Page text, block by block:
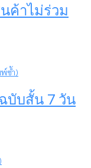
ค้าไม่ร่วม
บับสั้น 7 วัน